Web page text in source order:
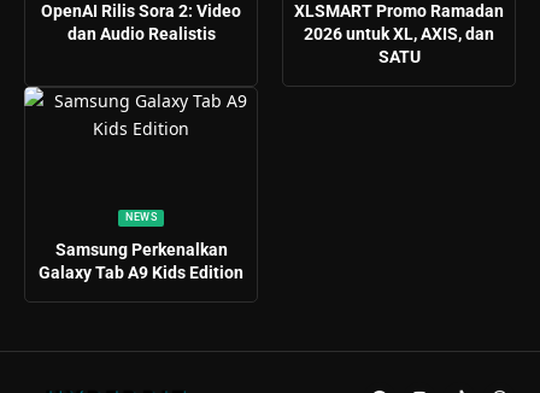
OpenAI Rilis Sora 2: Video
dan Audio Realistis
XLSMART Promo Ramadan
2026 untuk XL, AXIS, dan
SATU
NEWS
Samsung Perkenalkan
Galaxy Tab A9 Kids Edition